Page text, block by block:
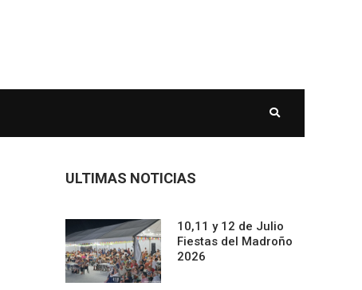
ULTIMAS NOTICIAS
10,11 y 12 de Julio
Fiestas del Madroño
2026